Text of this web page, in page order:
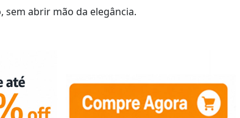
sem abrir mão da elegância.